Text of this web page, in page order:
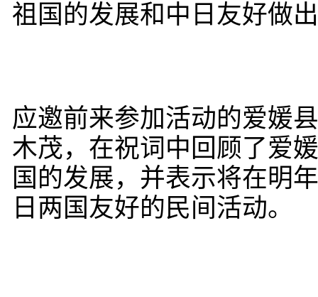
祖国的发展和中日友好做
应邀前来参加活动的爱媛
木茂，在祝词中回顾了爱
国的发展，并表示将在明
日两国友好的民间活动。